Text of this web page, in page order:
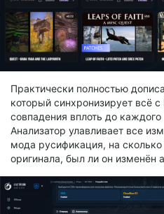
Практически полностью
который синхронизирует всё
совпадения вплоть до каждого
Анализатор улавливает все
мода русификация, на сколько
оригинала, был ли он изменён